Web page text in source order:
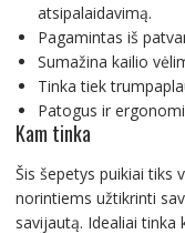
atsipalaidavimą.
Pagamintas iš
Sumažina kailio
Tinka tiek
Patogus ir
Kam tinka
Šis šepetys puikiai tiks
norintiems užtikrinti
savijautą. Idealiai tinka